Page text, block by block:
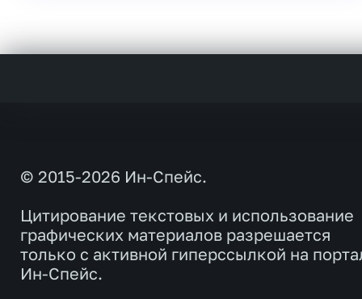
© 2015-2026 Ин-Спейс.
Цитирование текстовых и использование
графических материалов разрешается
только с активной гиперссылкой на
Ин-Спейс.